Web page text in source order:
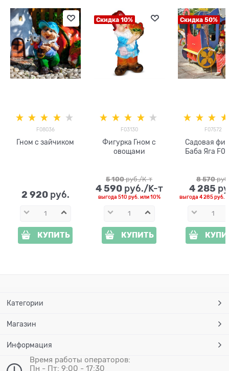
F08036
Гном с зайчиком
2 920 руб.
КУПИТЬ
Скидка 10%
F03130
Фигурка Гном с
овощами
5 100 руб./К-т
4 590 руб./К-т
выгода 510 руб. или10%
КУПИТЬ
Скидка 50%
F07572
Садовая
Баба Яга
8 570
4 285
выгода 4 285 руб.
Категории
Магазин
Информация
Время работы операторов:
Пн - Пт: 9:00 - 17:30